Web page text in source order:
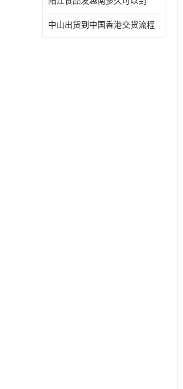
中山出货到中国香港交货流程